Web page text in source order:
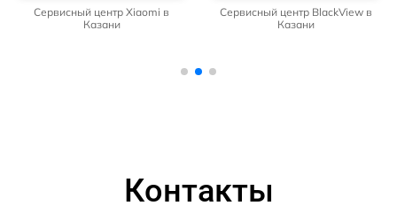
Сервисный центр Xiaomi в
Казани
Сервисный центр BlackView в
Казани
Контакты